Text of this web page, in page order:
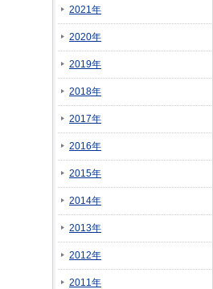
2021年
2020年
2019年
2018年
2017年
2016年
2015年
2014年
2013年
2012年
2011年